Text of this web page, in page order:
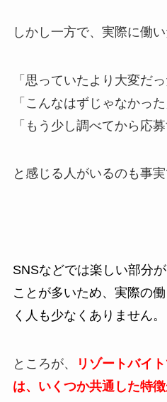
しかし一方で、実際に働い
「思っていたより大変だっ
「こんなはずじゃなかった
「もう少し調べてから応
と感じる人がいるのも事実
SNSなどでは楽しい部分
ことが多いため、実際の
く人も少なくありません。
ところが、
リゾートバイ
は、いくつか共通した特徴